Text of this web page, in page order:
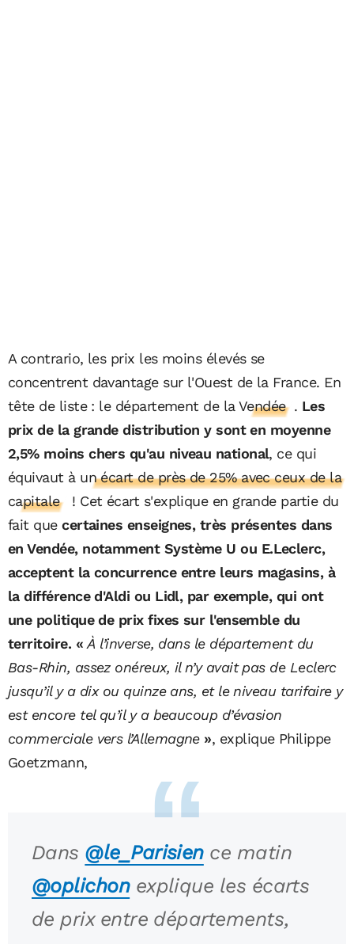
A contrario, les prix les moins élevés se
concentrent davantage sur l'Ouest de la France. En
tête de liste : le département de laVendée . Les
prix de la grande distribution y sont en moyenne
2,5% moins chers qu'au niveau national, ce qui
équivaut à un écart de près de 25% avec ceux de la
capitale
! Cet écart s'explique en grande partie du
fait quecertaines enseignes, très présentes dans
en Vendée, notamment Système U ou E.Leclerc,
acceptent la concurrence entre leurs magasins, à
la différence d'Aldi ou Lidl, par exemple, qui ont
une politique de prix fixes sur l'ensemble du
territoire. «À l’inverse, dans le département du
Bas-Rhin, assez onéreux, il n’y avait pas de Leclerc
jusqu’il y a dix ou quinze ans, et le niveau tarifaire y
est encore tel qu’il y a beaucoup d’évasion
commerciale vers l’Allemagne », explique Philippe
Goetzmann,
Dans @le_Parisience matin
@oplichonexplique les écarts
de prix entre départements,